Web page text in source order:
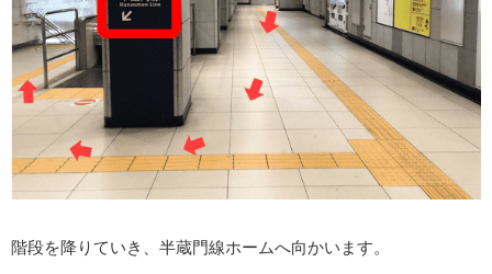
階段を降りていき、半蔵門線ホームへ向かいます。